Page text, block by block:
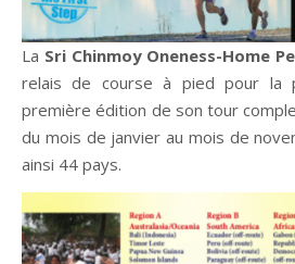
La Sri Chinmoy Oneness-Home
relais de course à pied pour la
première édition de son tour
du mois de janvier au mois de
ainsi 44 pays.